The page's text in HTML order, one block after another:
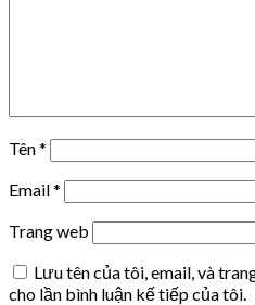
Tên*
Email*
Trang web
Lưu tên của tôi, email, và
cho lần bình luận kế tiếp của tôi.